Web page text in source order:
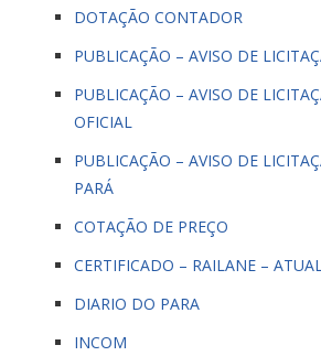
DOTAÇÃO CONTADOR
PUBLICAÇÃO – AVISO DE
PUBLICAÇÃO – AVISO DE
OFICIAL
PUBLICAÇÃO – AVISO DE
PARÁ
COTAÇÃO DE PREÇO
CERTIFICADO – RAILANE –
DIARIO DO PARA
INCOM